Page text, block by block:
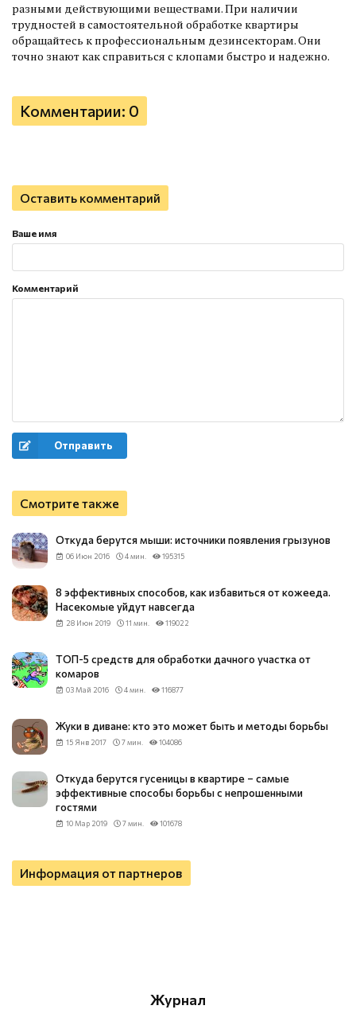
разными действующими веществами. При наличии
трудностей в самостоятельной обработке квартиры
обращайтесь к профессиональным дезинсекторам. Они
точно знают как справиться с клопами быстро и надежно.
Комментарии: 0
Оставить комментарий
Ваше имя
Комментарий
Отправить
Смотрите также
Откуда берутся мыши: источники появления грызунов
06 Июн 2016 4 мин. 195315
8 эффективных способов, как избавиться от кожееда.
Насекомые уйдут навсегда
28 Июн 2019 11 мин. 119022
ТОП-5 средств для обработки дачного участка от
комаров
03 Май 2016 4 мин. 116877
Жуки в диване: кто это может быть и методы борьбы
15 Янв 2017 7 мин. 104086
Откуда берутся гусеницы в квартире – самые
эффективные способы борьбы с непрошенными
гостями
10 Мар 2019 7 мин. 101678
Информация от партнеров
Журнал